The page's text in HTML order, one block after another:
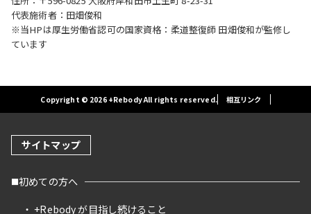
代表施術者：田畑俊和
※当HPは厚生労働省認可の国家資格：柔道整復師 田畑俊和が監修し
ています
Copyright © 2026 +Rebody All rights reserved. 相互リンク
サイトマップ
初めての方へ
+Rebody が目指し続けること